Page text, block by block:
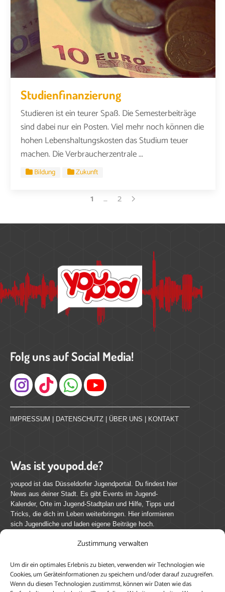
Zustimmung verwalten
Um dir ein optimales Erlebnis zu bieten, verwenden wir Technologien wie
Cookies, um Geräteinformationen zu speichern und/oder darauf zuzugreifen.
Wenn du diesen Technologien zustimmst, können wir Daten wie das
Studienfinanzierung
Studieren ist ein teurer Spaß. Die Semesterbeiträge
sind dabei nur ein Posten. Viel mehr noch können die
hohen Lebenshaltungskosten das Studium teuer
machen. Die Verbraucherzentrale ...
Bildung Zukunft
1 … 2
Folg uns auf Social Media!
Instagram
IMPRESSUM DATENSCHUTZ ÜBER UNS KONTAKT
Was ist youpod.de?
youpod ist das Düsseldorfer Jugendportal. Du findest hier
News aus deiner Stadt. Es gibt Events im Jugend-
Kalender, Orte im Jugend-Stadtplan und Hilfe, Tipps und
Tricks, die dich im Leben weiterbringen. Hier informieren
sich Jugendliche und laden eigene Beiträge hoch.
Mach mit bei youpod.de!
youpod.de lebt von Menschen wie dir. Sammel
journalistische Erfahrung, teile deine Perspektive und